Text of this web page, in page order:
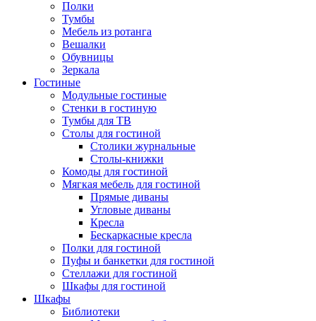
Полки
Тумбы
Мебель из ротанга
Вешалки
Обувницы
Зеркала
Гостиные
Модульные гостиные
Стенки в гостиную
Тумбы для ТВ
Столы для гостиной
Столики журнальные
Столы-книжки
Комоды для гостиной
Мягкая мебель для гостиной
Прямые диваны
Угловые диваны
Кресла
Бескаркасные кресла
Полки для гостиной
Пуфы и банкетки для гостиной
Стеллажи для гостиной
Шкафы для гостиной
Шкафы
Библиотеки